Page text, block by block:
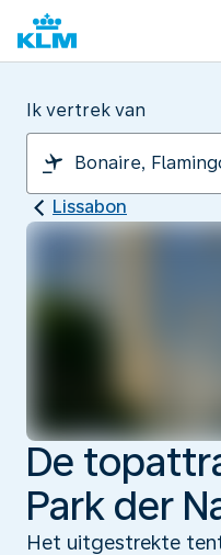
Ik vertrek van
Lissabon
De
Park der
Het uitgestrekte